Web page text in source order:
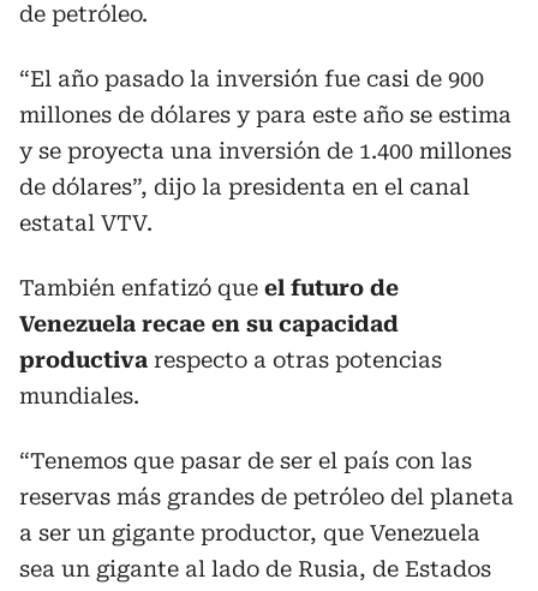
de petróleo.
“El año pasado la inversión fue casi de 900
millones de dólares y para este año se estima
y se proyecta una inversión de 1.400 millones
de dólares”, dijo la presidenta en el canal
estatal VTV.
También enfatizó que el futuro de
Venezuela recae en su capacidad
productiva respecto a otras potencias
mundiales.
“Tenemos que pasar de ser el país con las
reservas más grandes de petróleo del planeta
a ser un gigante productor, que Venezuela
sea un gigante al lado de Rusia, de Estados